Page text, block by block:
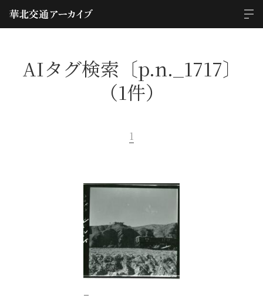
AIタグ検索〔p.n._1717〕
（1件）
1
−